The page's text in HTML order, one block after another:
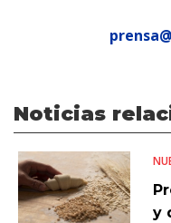
Noticias
y